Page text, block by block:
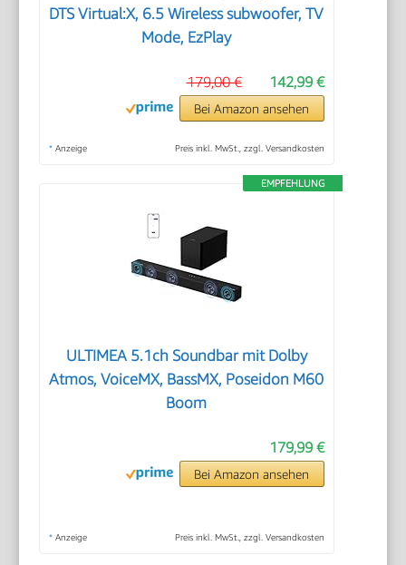
DTS Virtual:X, 6.5 Wireless subwoofer, TV
Mode, EzPlay
142,99 €
179,00 €
Bei Amazon ansehen
* Anzeige Preis inkl. MwSt., zzgl. Versandkosten
EMPFEHLUNG
ULTIMEA 5.1ch Soundbar mit Dolby
Atmos, VoiceMX, BassMX, Poseidon M60
Boom
179,99 €
Bei Amazon ansehen
* Anzeige Preis inkl. MwSt., zzgl. Versandkosten